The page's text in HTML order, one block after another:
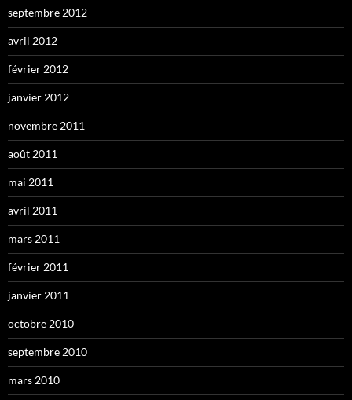
septembre 2012
avril 2012
février 2012
janvier 2012
novembre 2011
août 2011
mai 2011
avril 2011
mars 2011
février 2011
janvier 2011
octobre 2010
septembre 2010
mars 2010